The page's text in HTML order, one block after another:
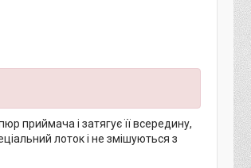
приймача і затягує її всередину,
лоток і не змішуються з